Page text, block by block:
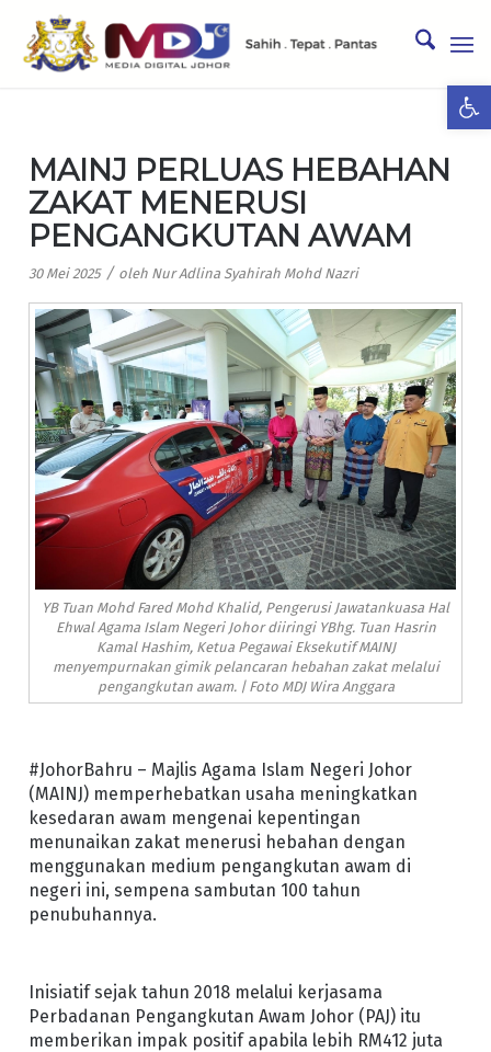
MAINJ PERLUAS HEBAHAN
ZAKAT MENERUSI
PENGANGKUTAN AWAM
30 Mei 2025 / oleh Nur Adlina Syahirah Mohd Nazri
YB Tuan Mohd Fared Mohd Khalid, Pengerusi Jawatankuasa Hal
Ehwal Agama Islam Negeri Johor diiringi YBhg. Tuan Hasrin
Kamal Hashim, Ketua Pegawai Eksekutif MAINJ
menyempurnakan gimik pelancaran hebahan zakat melalui
pengangkutan awam. | Foto MDJ Wira Anggara
#JohorBahru – Majlis Agama Islam Negeri Johor
(MAINJ) memperhebatkan usaha meningkatkan
kesedaran awam mengenai kepentingan
menunaikan zakat menerusi hebahan dengan
menggunakan medium pengangkutan awam di
negeri ini, sempena sambutan 100 tahun
penubuhannya.
Inisiatif sejak tahun 2018 melalui kerjasama
Perbadanan Pengangkutan Awam Johor (PAJ) itu
memberikan impak positif apabila lebih RM412 juta